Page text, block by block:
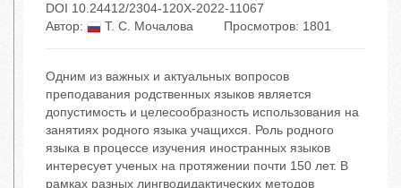
DOI 10.24412/2304-120X-2022-11067
Автор:
Т. С. Мочалова Просмотров: 1801
Одним из важных и актуальных вопросов
преподавания родственных языков является
допустимость и целесообразность использования на
занятиях родного языка учащихся. Роль родного
языка в процессе изучения иностранных языков
интересует ученых на протяжении почти 150 лет. В
рамках разных лингводидактических методов